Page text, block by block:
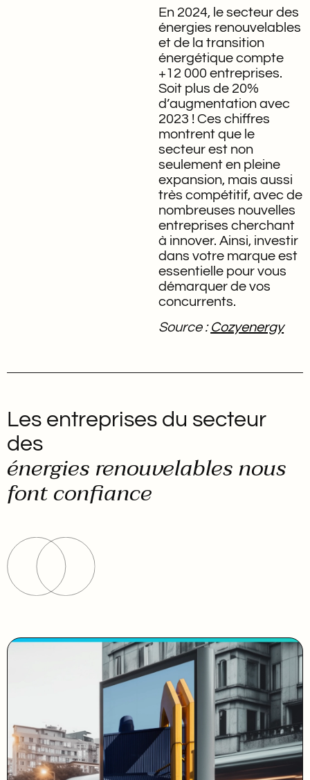
En 2024, le secteur des
énergies renouvelables
et de la transition
énergétique compte
+12 000 entreprises.
Soit plus de 20%
d’augmentation avec
2023 ! Ces chiffres
montrent que le
secteur est non
seulement en pleine
expansion, mais aussi
très compétitif, avec de
nombreuses nouvelles
entreprises cherchant
à innover. Ainsi, investir
dans votre marque est
essentielle pour vous
démarquer de vos
concurrents.
Source : Cozyenergy
Les entreprises du secteur
des
énergies renouvelables nous
font confiance